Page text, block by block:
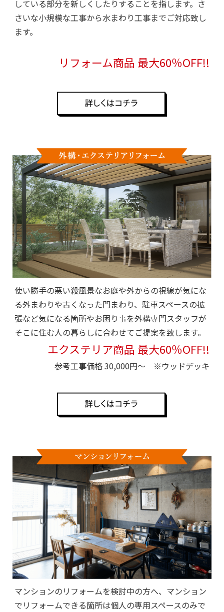
している部分を新しくしたりすることを指します。さ
さいな小規模な工事から水まわり工事までご対応致し
ます。
リフォーム商品 最大60％OFF!!
使い勝手の悪い殺風景なお庭や外からの視線が気にな
る外まわりや古くなった門まわり、駐車スペースの拡
張など気になる箇所やお困り事を外構専門スタッフが
そこに住む人の暮らしに合わせてご提案を致します。
エクステリア商品 最大60％OFF!!
参考工事価格 30,000円～ ※ウッドデッキ
マンションのリフォームを検討中の方へ、マンション
でリフォームできる箇所は個人の専用スペースのみで